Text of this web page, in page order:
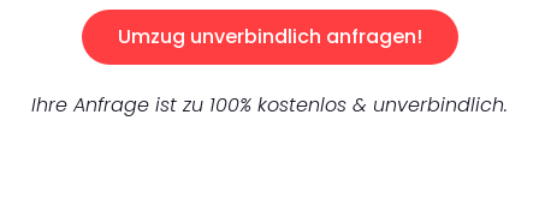
Umzug unverbindlich anfragen!
Ihre Anfrage ist zu 100% kostenlos & unverbindlich.